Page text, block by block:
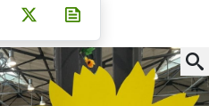
auf Facebook
Teilen auf Whatsapp
Teilen auf Telegram
Pinterest
E-Mail teilen
Post auf X